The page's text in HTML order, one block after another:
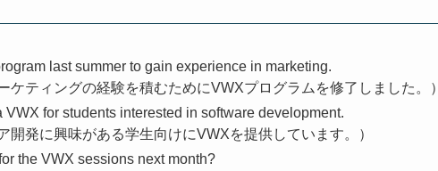
last summer to gain experience in marketing.
ケティングの経験を積むためにVWXプログラムを修了しました。）
VWX for students interested in software development.
開発に興味がある学生向けにVWXを提供しています。）
the VWX sessions next month?